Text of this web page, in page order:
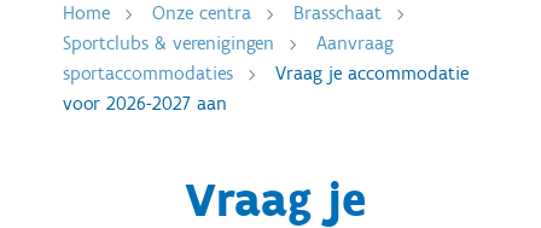
Home Onze centra
Brasschaat
Sportclubs & verenigingen
Aanvraag
sportaccommodaties
Vraag je accommodatie
voor 2026-2027 aan
Vraag je